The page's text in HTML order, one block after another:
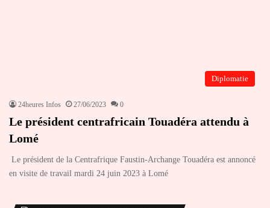
Diplomatie
24heures Infos 27/06/2023 0
Le président centrafricain Touadéra attendu à
Lomé
Le président de la Centrafrique Faustin-Archange Touadéra est annoncé
en visite de travail mardi 24 juin 2023 à Lomé